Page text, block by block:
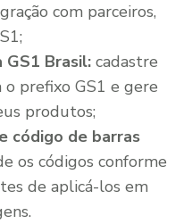
com parceiros,
Brasil: cadastre
o prefixo GS1 e gere
produtos;
código de barras
os códigos conforme
de aplicá-los em